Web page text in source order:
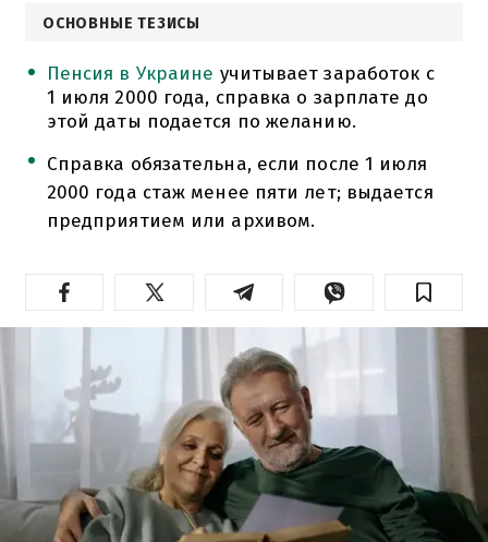
ОСНОВНЫЕ ТЕЗИСЫ
Пенсия в Украине учитывает заработок с
1 июля 2000 года, справка о зарплате до
этой даты подается по желанию.
Справка обязательна, если после 1 июля
2000 года стаж менее пяти лет; выдается
предприятием или архивом.